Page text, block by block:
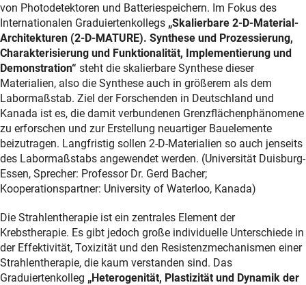
von Photodetektoren und Batteriespeichern. Im Fokus des
Internationalen Graduiertenkollegs „Skalierbare 2-D-Material-
Architekturen (2-D-MATURE). Synthese und Prozessierung,
Charakterisierung und Funktionalität, Implementierung und
Demonstration“ steht die skalierbare Synthese dieser
Materialien, also die Synthese auch in größerem als dem
Labormaßstab. Ziel der Forschenden in Deutschland und
Kanada ist es, die damit verbundenen Grenzflächenphänomene
zu erforschen und zur Erstellung neuartiger Bauelemente
beizutragen. Langfristig sollen 2-D-Materialien so auch jenseits
des Labormaßstabs angewendet werden. (Universität Duisburg-
Essen, Sprecher: Professor Dr. Gerd Bacher;
Kooperationspartner: University of Waterloo, Kanada)
Die Strahlentherapie ist ein zentrales Element der
Krebstherapie. Es gibt jedoch große individuelle Unterschiede in
der Effektivität, Toxizität und den Resistenzmechanismen einer
Strahlentherapie, die kaum verstanden sind. Das
Graduiertenkolleg „Heterogenität, Plastizität und Dynamik der